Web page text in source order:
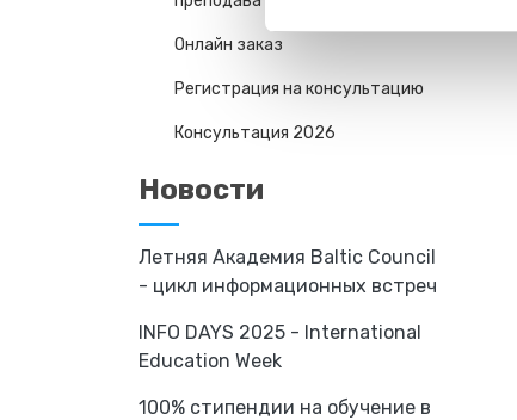
Онлайн заказ
Регистрация на консультацию
Консультация 2026
Новости
Летняя Академия Baltic Council
- цикл информационных встреч
INFO DAYS 2025 - International
Education Week
100% стипендии на обучение в